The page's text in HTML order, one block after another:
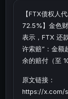
【FTX债权人
72.5%】金色
表示，FTX 还
许索赔”：金额
余的赔付（至
原文链接：
https://x.com/